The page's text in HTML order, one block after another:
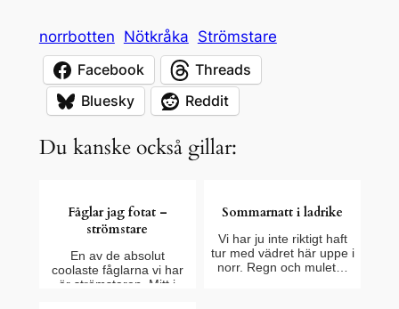
norrbotten Nötkråka Strömstare
Facebook
Threads
Bluesky
Reddit
Du kanske också gillar:
Fåglar jag fotat –
strömstare
En av de absolut
coolaste fåglarna vi har
är strömstaren. Mitt i
Sommarnatt i ladrike
Vi har ju inte riktigt haft
tur med vädret här uppe i
norr. Regn och mulet…